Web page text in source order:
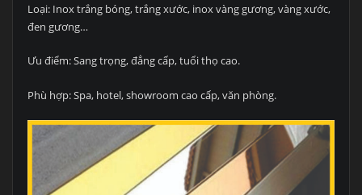
Loại: Inox trắng bóng, trắng xước, inox vàng gương, vàng xước,
đen gương…
Ưu điểm: Sang trọng, đẳng cấp, tuổi thọ cao.
Phù hợp: Spa, hotel, showroom cao cấp, văn phòng.